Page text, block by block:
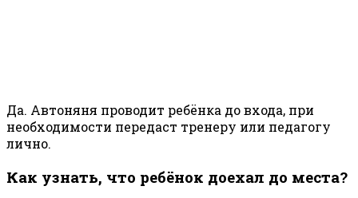
Да. Автоняня проводит ребёнка до входа, при
необходимости передаст тренеру или педагогу
лично.
Как узнать, что ребёнок доехал до места?